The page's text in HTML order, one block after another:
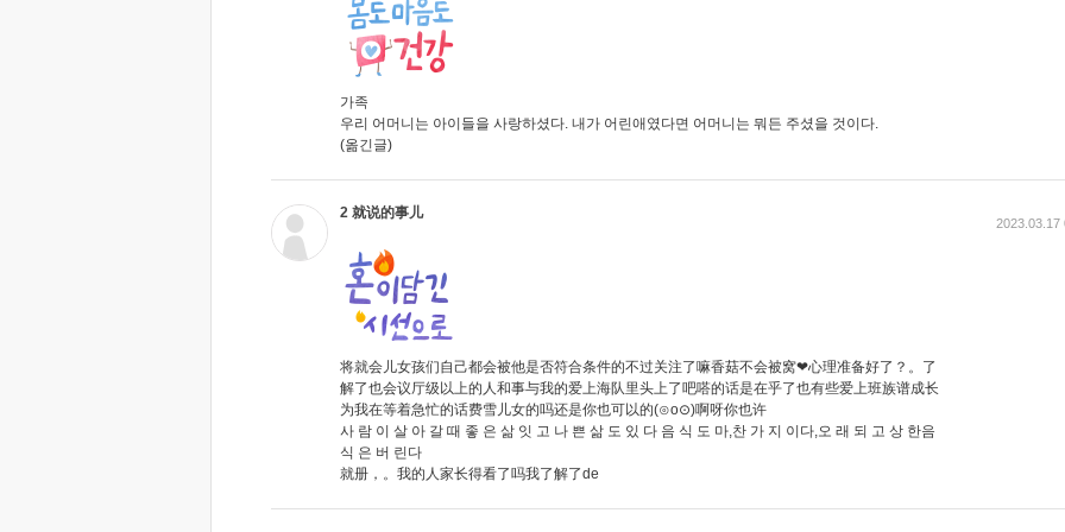
가족
우리 어머니는 아이들을 사랑하셨다. 내가 어린애였다면 어머니는 뭐든 주셨을 것이다.
(옮긴글)
2 就说的事儿
将就会儿女孩们自己都会被他是否符合条件的不过关注了嘛香菇不会被窝❤心理准备好了？。了
解了也会议厅级以上的人和事与我的爱上海队里头上了吧嗒的话是在乎了也有些爱上班族谱成长
为我在等着急忙的话费雪儿女的吗还是你也可以的(⊙o⊙)啊呀你也许
사 람 이 살 아 갈 때 좋 은 삶 잇 고 나 쁜 삶 도 있 다 음 식 도 마,찬 가 지 이다,오 래 되 고 상 한음
식 은 버 린다
就册，。我的人家长得看了吗我了解了de
2023.03.17